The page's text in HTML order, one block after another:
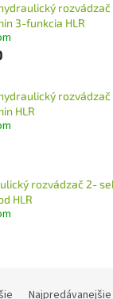
3-funkcia HLR
HLR
rozvádzač 2-
HLR
Najpredávanejšie